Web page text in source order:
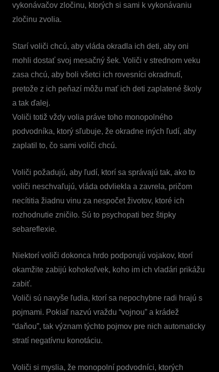
vykonávačov zločinu, ktorých si sami k vykonávaniu
zločinu zvolia.
Starí voliči chcú, aby vláda okradla ich deti, aby oni
mohli dostať svoj mesačný šek. Voliči v strednom veku
zasa chcú, aby boli všetci ich rovesníci okradnutí,
pretože z ich peňazí môžu mať ich deti zaplatené školy
a tak ďalej.
Voliči totiž vždy volia práve toho monopolného
podvodníka, ktorý sľubuje, že okradne iných ľudí, aby
zaplatil to, čo sami voliči chcú.
Voliči požadujú, aby ľudí, ktorí sa správajú tak, ako to
voliči neschvaľujú, vláda odvliekla a zavrela, pričom
necítitia žiadnu vinu za nespočet životov, ktoré ich
rozhodnutie zničilo. Sú to psychopati bez štipky
sebareflexie.
Niektorí voliči dokonca hrdo podporujú vojakov, ktorí
okamžite zabijú kohokoľvek, koho im ich vladári prikážu
zabiť.
Voliči sú navyše ľudia, ktorí sa nepochybne radi hrajú s
pojmami. Pokiaľ nazvú vraždu “vojnou” a krádež
“daňou”, tak význam týchto pojmov pre nich automaticky
stratí negatívnu konotáciu.
Voliči si myslia, že monopolní podvodníci, ktorých